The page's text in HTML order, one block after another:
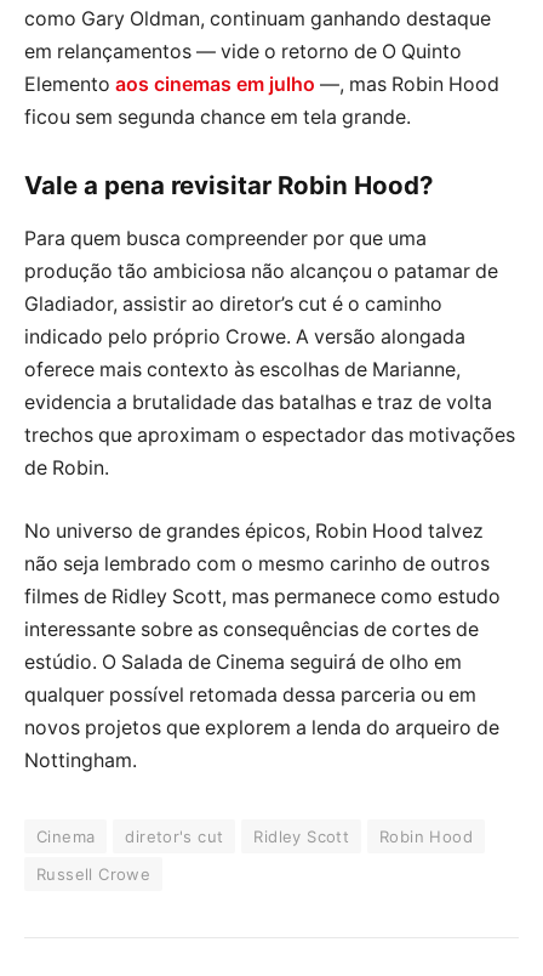
como Gary Oldman, continuam ganhando destaque
em relançamentos — vide o retorno de O Quinto
Elemento aos cinemas em julho —, mas Robin Hood
ficou sem segunda chance em tela grande.
Vale a pena revisitar Robin Hood?
Para quem busca compreender por que uma
produção tão ambiciosa não alcançou o patamar de
Gladiador, assistir ao diretor’s cut é o caminho
indicado pelo próprio Crowe. A versão alongada
oferece mais contexto às escolhas de Marianne,
evidencia a brutalidade das batalhas e traz de volta
trechos que aproximam o espectador das motivações
de Robin.
No universo de grandes épicos, Robin Hood talvez
não seja lembrado com o mesmo carinho de outros
filmes de Ridley Scott, mas permanece como estudo
interessante sobre as consequências de cortes de
estúdio. O Salada de Cinema seguirá de olho em
qualquer possível retomada dessa parceria ou em
novos projetos que explorem a lenda do arqueiro de
Nottingham.
Cinema diretor's cut Ridley Scott
Robin Hood
Russell Crowe